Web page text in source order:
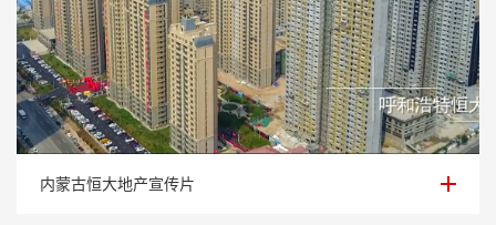
内蒙古恒大地产宣传片
内蒙古恒大地产宣传片